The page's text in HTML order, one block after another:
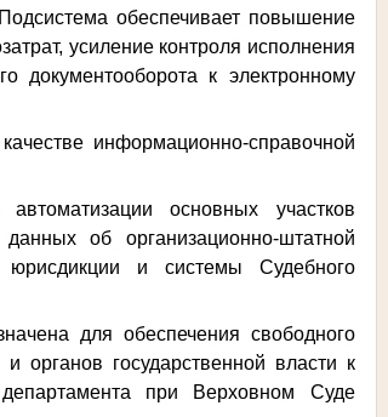
обеспечивает повышение
усиление контроля исполнения
документооборота к электронному
информационно-справочной
основных участков
об организационно-штатной
и системы Судебного
для обеспечения свободного
органов государственной власти к
при Верховном Суде